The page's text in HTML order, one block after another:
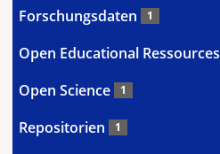
Forschungsdaten 1
Open Educational Ressources
Open Science 1
Repositorien 1